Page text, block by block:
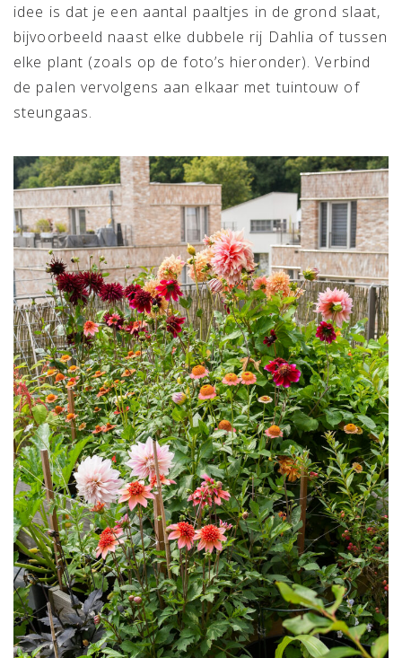
idee is dat je een aantal paaltjes in de grond slaat,
bijvoorbeeld naast elke dubbele rij Dahlia of tussen
elke plant (zoals op de foto’s hieronder). Verbind
de palen vervolgens aan elkaar met tuintouw of
steungaas.